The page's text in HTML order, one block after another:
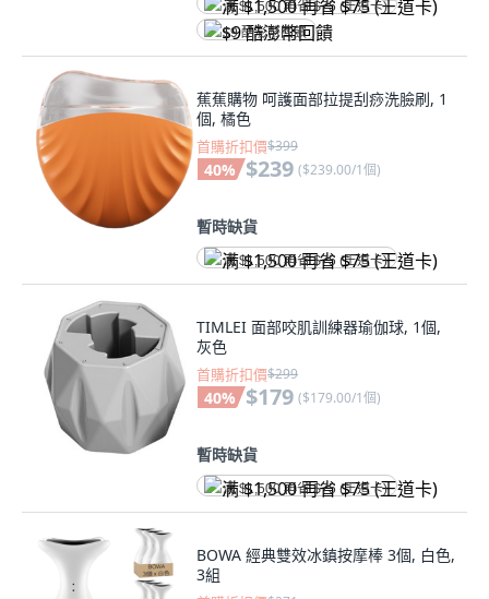
满 $1,500 再省 $75 (王道卡)
$9 酷澎幣回饋
蕉蕉購物 呵護面部拉提刮痧洗臉刷, 1
個, 橘色
首購折扣價$399
40% $239 ($239.00/1個)
暫時缺貨
满 $1,500 再省 $75 (王道卡)
TIMLEI 面部咬肌訓練器瑜伽球, 1個,
灰色
首購折扣價$299
40% $179 ($179.00/1個)
暫時缺貨
满 $1,500 再省 $75 (王道卡)
BOWA 經典雙效冰鎮按摩棒 3個, 白色,
3組